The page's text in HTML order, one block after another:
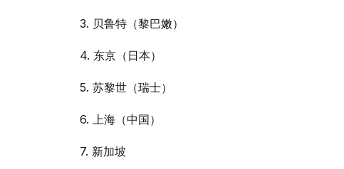
3. 贝鲁特（黎巴嫩）
4. 东京（日本）
5. 苏黎世（瑞士）
6. 上海（中国）
7. 新加坡